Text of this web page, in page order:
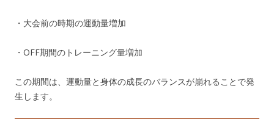
・大会前の時期の運動量増加
・OFF期間のトレーニング量増加
この期間は、運動量と身体の成長のバランスが崩れることで発
生します。